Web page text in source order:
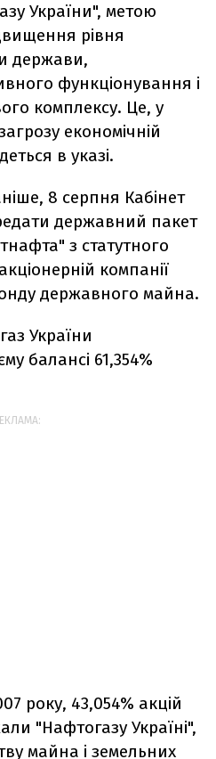
України", метою
рівня
держави,
функціонування і
комплексу. Це, у
економічній
в указі.
8 серпня Кабінет
державний пакет
з статутного
компанії
державного майна.
України
балансі 61,354%
року, 43,054% акцій
"Нафтогазу Україні",
майна і земельних